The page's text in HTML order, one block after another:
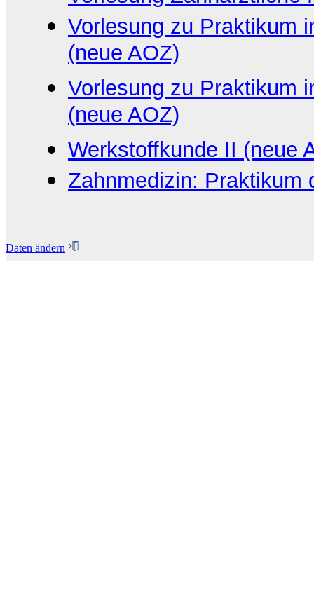
Vorlesung zu Praktikum
(neue AOZ)
Vorlesung zu Praktikum
(neue AOZ)
Werkstoffkunde II (neue
Zahnmedizin: Praktikum
Daten ändern